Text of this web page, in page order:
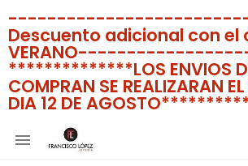
Descuento adicional con el
**************LOS ENVIOS
COMPRAN SE REALIZARAN
DIA 12 DE
